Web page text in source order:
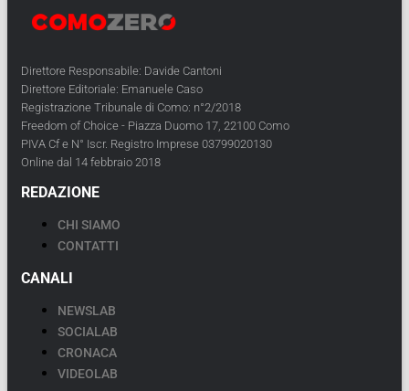
Direttore Responsabile: Davide Cantoni
Direttore Editoriale: Emanuele Caso
Registrazione Tribunale di Como: n°2/2018
Freedom of Choice - Piazza Duomo 17, 22100 Como
PIVA Cf e N° Iscr. Registro Imprese 03799020130
Online dal 14 febbraio 2018
REDAZIONE
CHI SIAMO
CONTATTI
CANALI
NEWSLAB
SOCIALAB
CRONACA
VIDEOLAB